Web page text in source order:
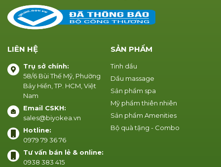
SẢN PHẨM
Tinh dầu
Dầu massage
Sản phẩm spa
Mỹ phẩm thiên nhiên
Sản phẩm Amenities
Bộ quà tặng - Combo
LIÊN HỆ
Trụ sở chính:
58/6 Bùi Thế Mỹ, Phường
Bảy Hiền, TP. HCM, Việt
Nam
Email CSKH:
sales@biyokea.vn
Hotline:
0979 79 36 76
Tư vấn bán lẻ & online:
0938 383 415